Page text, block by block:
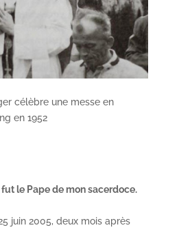
célèbre une messe en
en 1952
fut le Pape de mon sacerdoce.
juin 2005, deux mois après